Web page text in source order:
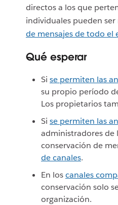
directos a los que
individuales pueden
de mensajes de todo el
Qué esperar
Si se permiten las
su propio período
Los propietarios
Si se permiten las
administradores de
conservación de
de canales.
En loscanales
conservación solo
organización.